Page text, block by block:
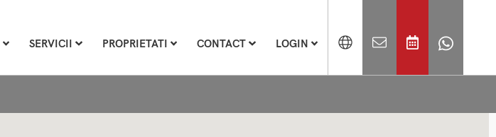
SERVICII PROPRIETATI CONTACT LOGIN